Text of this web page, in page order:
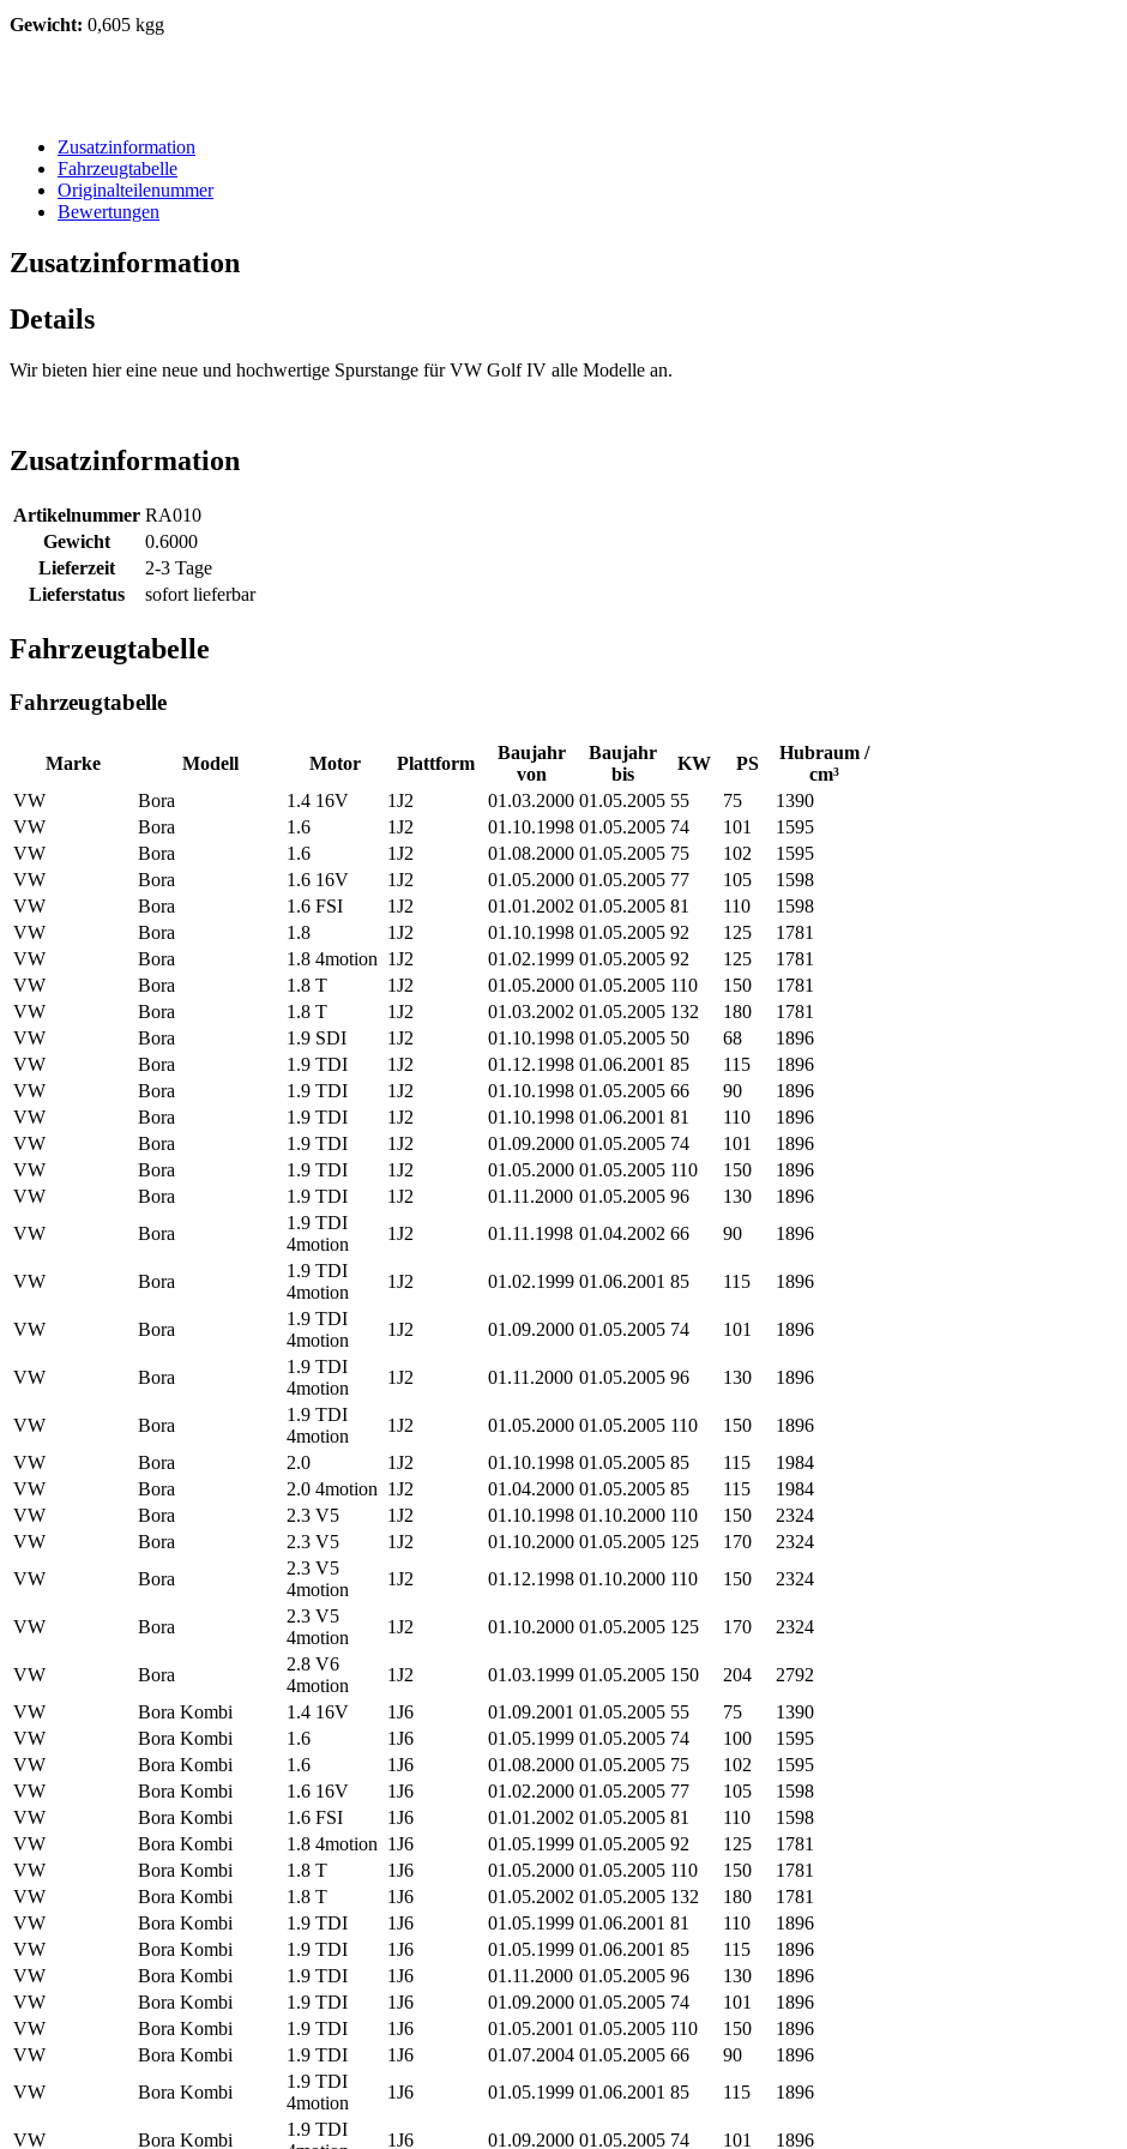
Gewicht: 0,605 kgg
Zusatzinformation
Fahrzeugtabelle
Originalteilenummer
Bewertungen
Zusatzinformation
Details
Wir bieten hier eine neue und hochwertige Spurstange für VW Golf IV alle Modelle an.
Zusatzinformation
Artikelnummer RA010
Gewicht
0.6000
Lieferzeit
2-3 Tage
Lieferstatus
sofort lieferbar
Fahrzeugtabelle
Fahrzeugtabelle
Marke Modell Motor Plattform
Baujahr
von
Baujahr
bis
KW PS
Hubraum /
cm³
VW
Bora 1.4 16V 1J2 01.03.2000 01.05.2005 55 75
1390
VW
Bora 1.6 1J2 01.10.1998 01.05.2005 74 101
1595
VW
Bora 1.6 1J2 01.08.2000 01.05.2005 75 102
1595
VW
Bora 1.6 16V 1J2 01.05.2000 01.05.2005 77 105
1598
VW
Bora 1.6 FSI 1J2 01.01.2002 01.05.2005 81 110
1598
VW
Bora 1.8 1J2 01.10.1998 01.05.2005 92 125
1781
VW
Bora 1.8 4motion 1J2 01.02.1999 01.05.2005 92 125
1781
VW
Bora 1.8 T 1J2 01.05.2000 01.05.2005 110 150
1781
VW
Bora 1.8 T 1J2 01.03.2002 01.05.2005 132 180
1781
VW
Bora 1.9 SDI 1J2 01.10.1998 01.05.2005 50 68
1896
VW
Bora 1.9 TDI 1J2 01.12.1998 01.06.2001 85 115
1896
VW
Bora 1.9 TDI 1J2 01.10.1998 01.05.2005 66 90
1896
VW
Bora 1.9 TDI 1J2 01.10.1998 01.06.2001 81 110
1896
VW
Bora 1.9 TDI 1J2 01.09.2000 01.05.2005 74 101
1896
VW
Bora 1.9 TDI 1J2 01.05.2000 01.05.2005 110 150
1896
VW
Bora 1.9 TDI 1J2 01.11.2000 01.05.2005 96 130
1896
VW
Bora
1.9 TDI
4motion
1J2 01.11.1998 01.04.2002 66 90 1896
VW Bora
1.9 TDI
4motion
1J2 01.02.1999 01.06.2001 85 115 1896
VW Bora
1.9 TDI
4motion
1J2 01.09.2000 01.05.2005 74 101 1896
VW Bora
1.9 TDI
4motion
1J2 01.11.2000 01.05.2005 96 130 1896
VW Bora
1.9 TDI
4motion
1J2 01.05.2000 01.05.2005 110 150
1896
VW
Bora 2.0 1J2 01.10.1998 01.05.2005 85 115
1984
VW
Bora 2.0 4motion 1J2 01.04.2000 01.05.2005 85 115
1984
VW
Bora 2.3 V5 1J2 01.10.1998 01.10.2000 110 150
2324
VW
Bora 2.3 V5 1J2 01.10.2000 01.05.2005 125 170
2324
VW
Bora
2.3 V5
4motion
1J2 01.12.1998 01.10.2000 110 150 2324
VW Bora
2.3 V5
4motion
1J2 01.10.2000 01.05.2005 125 170 2324
VW Bora
2.8 V6
4motion
1J2 01.03.1999 01.05.2005 150 204
2792
VW
Bora Kombi 1.4 16V 1J6 01.09.2001 01.05.2005 55 75
1390
VW
Bora Kombi 1.6 1J6 01.05.1999 01.05.2005 74 100
1595
VW
Bora Kombi 1.6 1J6 01.08.2000 01.05.2005 75 102
1595
VW
Bora Kombi 1.6 16V 1J6 01.02.2000 01.05.2005 77 105
1598
VW
Bora Kombi 1.6 FSI 1J6 01.01.2002 01.05.2005 81 110
1598
VW
Bora Kombi 1.8 4motion 1J6 01.05.1999 01.05.2005 92 125
1781
VW
Bora Kombi 1.8 T 1J6 01.05.2000 01.05.2005 110 150
1781
VW
Bora Kombi 1.8 T 1J6 01.05.2002 01.05.2005 132 180
1781
VW
Bora Kombi 1.9 TDI 1J6 01.05.1999 01.06.2001 81 110
1896
VW
Bora Kombi 1.9 TDI 1J6 01.05.1999 01.06.2001 85 115
1896
VW
Bora Kombi 1.9 TDI 1J6 01.11.2000 01.05.2005 96 130
1896
VW
Bora Kombi 1.9 TDI 1J6 01.09.2000 01.05.2005 74 101
1896
VW
Bora Kombi 1.9 TDI 1J6 01.05.2001 01.05.2005 110 150
1896
VW
Bora Kombi 1.9 TDI 1J6 01.07.2004 01.05.2005 66 90
1896
VW
Bora Kombi
1.9 TDI
4motion
1J6 01.05.1999 01.06.2001 85 115 1896
VW Bora Kombi
1.9 TDI
1J6 01.09.2000 01.05.2005 74 101 1896